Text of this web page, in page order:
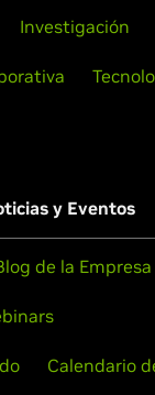
Investigación
y Eventos
de la Empresa
Calendario